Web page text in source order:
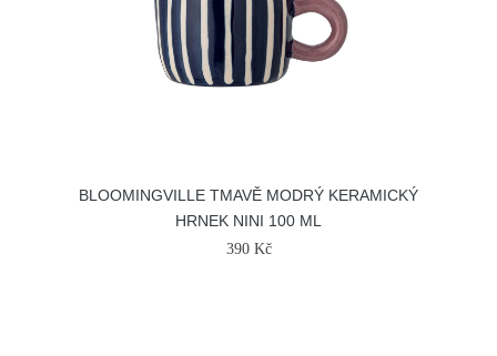
BLOOMINGVILLE TMAVĚ MODRÝ KERAMICKÝ
HRNEK NINI 100 ML
390 Kč